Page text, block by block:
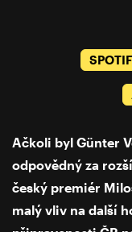
Ačkoli byl Günter
odpovědný za
český premiér
malý vliv na další